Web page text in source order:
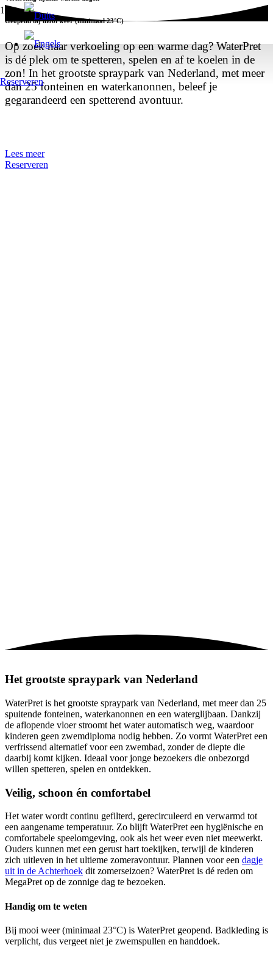
Reserveren
Geopend bij mooi weer (minimaal 23°C)
Op zoek naar verkoeling op een warme dag? WaterPret
is dé plek om te spetteren, spelen en af te koelen in de
zon! In het grootste spraypark van Nederland, met meer
dan 25 fonteinen en waterkanonnen, beleef je
gegarandeerd een spetterend avontuur.
Lees meer
Reserveren
Het grootste spraypark van Nederland
WaterPret is het grootste spraypark van Nederland, met meer dan 25
spuitende fonteinen, waterkanonnen en een waterglijbaan. Dankzij
de aflopende vloer stroomt het water automatisch weg, waardoor
kinderen geen zwemdiploma nodig hebben. Zo vormt WaterPret een
verfrissend alternatief voor een zwembad, zonder de diepte die
daarbij komt kijken. Ideaal voor jonge bezoekers die onbezorgd
willen spetteren, spelen en ontdekken.
Veilig, schoon én comfortabel
Het water wordt continu gefilterd, gerecirculeerd en verwarmd tot
een aangename temperatuur. Zo blijft WaterPret een hygiënische en
comfortabele speelomgeving, ook als het weer even niet meewerkt.
Ouders kunnen met een gerust hart toekijken, terwijl de kinderen
zich uitleven in het ultieme zomeravontuur. Plannen voor een dagje
uit in de Achterhoek dit zomerseizoen? WaterPret is dé reden om
MegaPret op de zonnige dag te bezoeken.
Handig om te weten
Bij mooi weer (minimaal 23°C) is WaterPret geopend. Badkleding is
verplicht, dus vergeet niet je zwemspullen en handdoek.